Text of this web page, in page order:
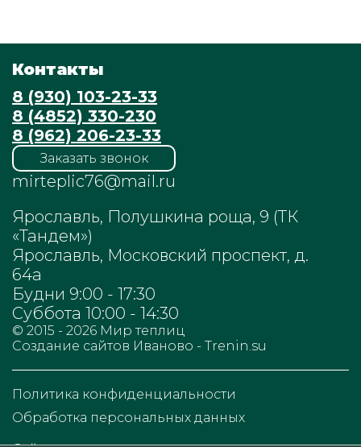
Контакты
8 (930) 103-23-33
8 (4852) 330-230
8 (962) 206-23-33
Заказать звонок
mirteplic76@mail.ru
Ярославль, Полушкина роща, 9 (ТК
«Тандем»)
Ярославль, Московский проспект, д.
64а
Будни 9:00 - 17:30
Суббота 10:00 - 14:30
© 2015 - 2026 Мир теплиц
Cоздание сайтов Иваново - Trenin.su
Политика конфиденциальности
Обработка персональных данных